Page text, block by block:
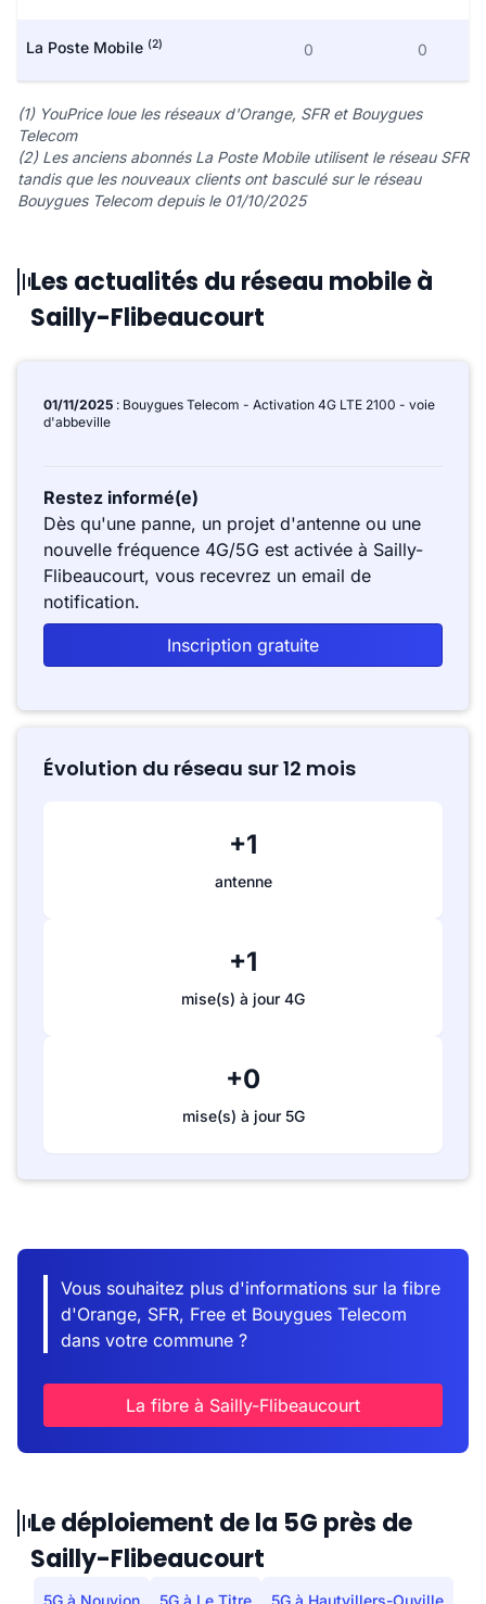
La Poste Mobile (2) 0 0
(1) YouPrice loue les réseaux d'Orange, SFR et Bouygues
Telecom
(2) Les anciens abonnés La Poste Mobile utilisent le réseau SFR
tandis que les nouveaux clients ont basculé sur le réseau
Bouygues Telecom depuis le 01/10/2025
Les actualités du réseau mobile à
Sailly-Flibeaucourt
01/11/2025 : Bouygues Telecom - Activation 4G LTE 2100 - voie
d'abbeville
Restez informé(e)
Dès qu'une panne, un projet d'antenne ou une
nouvelle fréquence 4G/5G est activée à Sailly-
Flibeaucourt, vous recevrez un email de
notification.
Inscription gratuite
Évolution du réseau sur 12 mois
+1
antenne
+1
mise(s) à jour 4G
+0
mise(s) à jour 5G
Vous souhaitez plus d'informations sur la fibre
d'Orange, SFR, Free et Bouygues Telecom
dans votre commune ?
La fibre à Sailly-Flibeaucourt
Le déploiement de la 5G près de
Sailly-Flibeaucourt
5G à Nouvion 5G à Le Titre 5G à Hautvillers-Ouville